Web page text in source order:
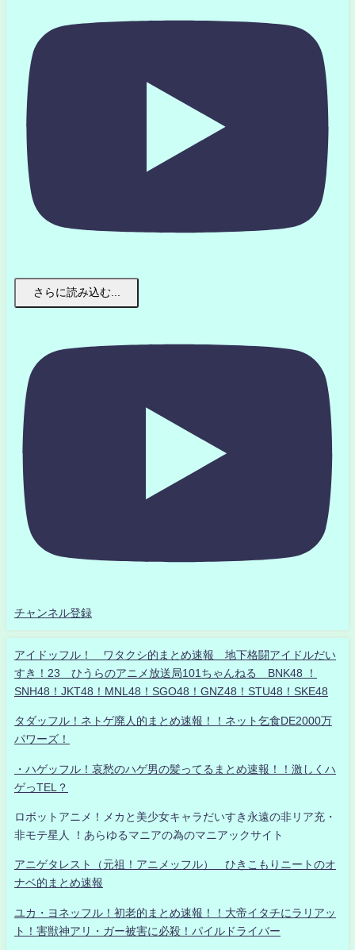
さらに読み込む...
チャンネル登録
アイドッフル！ ワタクシ的まとめ速報 地下格闘アイドルだい
すき！23 ひうらのアニメ放送局101ちゃんねる BNK48 ！
SNH48！JKT48！MNL48！SGO48！GNZ48！STU48！SKE48
タダッフル！ネトゲ廃人的まとめ速報！！ネット乞食DE2000万
パワーズ！
・ハゲッフル！哀愁のハゲ男の髪ってるまとめ速報！！激しくハ
ゲっTEL？
ロボットアニメ！メカと美少女キャラだいすき永遠の非リア充・
非モテ星人 ！あらゆるマニアの為のマニアックサイト
アニゲタレスト（元祖！アニメッフル） ひきこもりニートのオ
ナベ的まとめ速報
ユカ・ヨネッフル！初老的まとめ速報！！大帝イタチにラリアッ
ト！害獣神アリ・ガー被害に必殺！パイルドライバー